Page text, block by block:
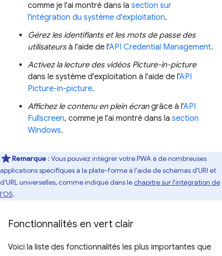
comme je l'ai montré dans la section sur
l'intégration du système d'exploitation.
Gérez les identifiants et les mots de passe des
utilisateursà l'aide de l'API Credential Management.
Activez la lecture des vidéos Picture-in-picture
dans le système d'exploitation à l'aide de l'API
Picture-in-picture.
Affichez le contenu en plein écrangrâce à l'API
Fullscreen, comme je l'ai montré dans la section
Windows.
Remarque : Vous pouvez intégrer votre PWA à de nombreuses
applications spécifiques à la plate-forme à l'aide de schémas d'URI et
d'URL universelles, comme indiqué dans lechapitre sur l'intégration de
l'OS.
Fonctionnalités en vert clair
Voici la liste des fonctionnalités les plus importantes que